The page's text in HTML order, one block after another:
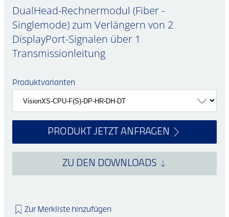
DualHead-Rechnermodul (Fiber -
Singlemode) zum Verlängern von 2
DisplayPort-Signalen über 1
Transmissionleitung
Produktvarianten
PRODUKT JETZT ANFRAGEN
ZU DEN DOWNLOADS
Zur Merkliste hinzufügen